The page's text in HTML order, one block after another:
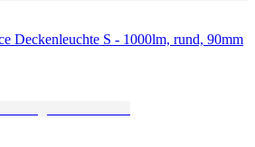
Deckenleuchte S - 1000lm, rund, 90mm